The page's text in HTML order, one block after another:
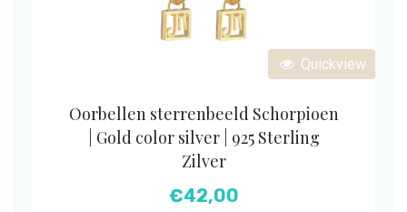
Quickview
Oorbellen sterrenbeeld Schorpioen
| Gold color silver | 925 Sterling
Zilver
€42,00